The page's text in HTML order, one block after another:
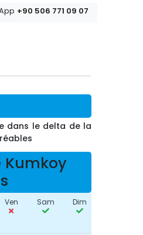
+90 506 771 09 07
dans le delta de la
Kumkoy
Ven Sam Dim